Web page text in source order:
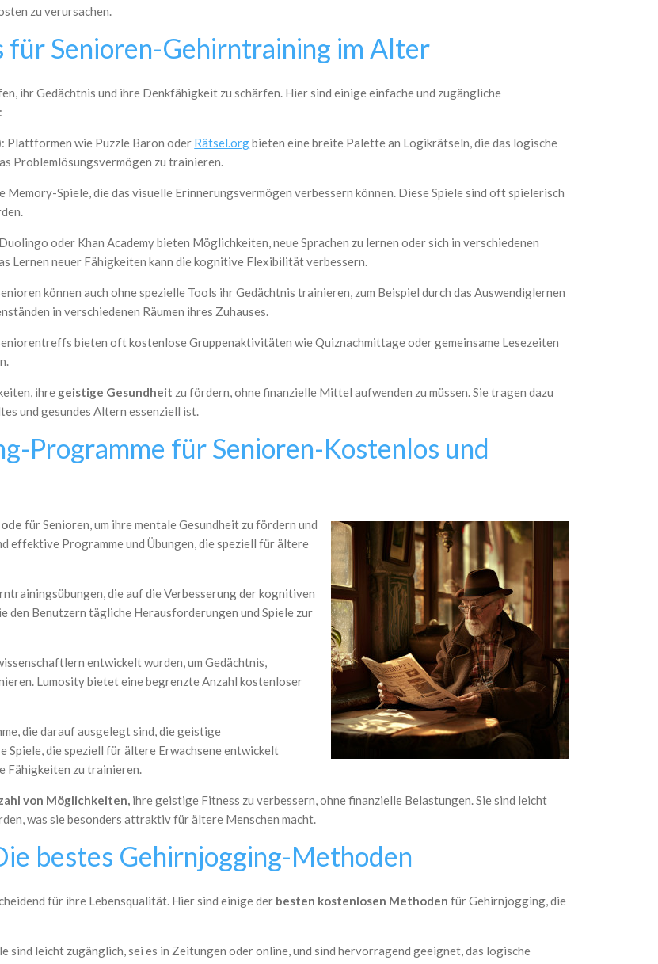
zu verursachen.
für Senioren-Gehirntraining im Alter
ihr Gedächtnis und ihre Denkfähigkeit zu schärfen. Hier sind einige einfache und zugängliche
: Plattformen wie Puzzle Baron oder Rätsel.orgbieten eine breite Palette an Logikrätseln, die das logische
Problemlösungsvermögen zu trainieren.
Memory-Spiele, die das visuelle Erinnerungsvermögen verbessern können. Diese Spiele sind oft spielerisch
oder Khan Academy bieten Möglichkeiten, neue Sprachen zu lernen oder sich in verschiedenen
Lernen neuer Fähigkeiten kann die kognitive Flexibilität verbessern.
können auch ohne spezielle Tools ihr Gedächtnis trainieren, zum Beispiel durch das Auswendiglernen
in verschiedenen Räumen ihres Zuhauses.
bieten oft kostenlose Gruppenaktivitäten wie Quiznachmittage oder gemeinsame Lesezeiten
ihre geistige Gesundheit zu fördern, ohne finanzielle Mittel aufwenden zu müssen. Sie tragen dazu
und gesundes Altern essenziell ist.
Programme für Senioren-Kostenlos und
für Senioren, um ihre mentale Gesundheit zu fördern und
effektive Programme und Übungen, die speziell für ältere
die auf die Verbesserung der kognitiven
den Benutzern tägliche Herausforderungen und Spiele zur
entwickelt wurden, um Gedächtnis,
Lumosity bietet eine begrenzte Anzahl kostenloser
die darauf ausgelegt sind, die geistige
die speziell für ältere Erwachsene entwickelt
Fähigkeiten zu trainieren.
von Möglichkeiten, ihre geistige Fitness zu verbessern, ohne finanzielle Belastungen. Sie sind leicht
was sie besonders attraktiv für ältere Menschen macht.
bestes Gehirnjogging-Methoden
für ihre Lebensqualität. Hier sind einige der besten kostenlosen Methodenfür Gehirnjogging, die
sind leicht zugänglich, sei es in Zeitungen oder online, und sind hervorragend geeignet, das logische